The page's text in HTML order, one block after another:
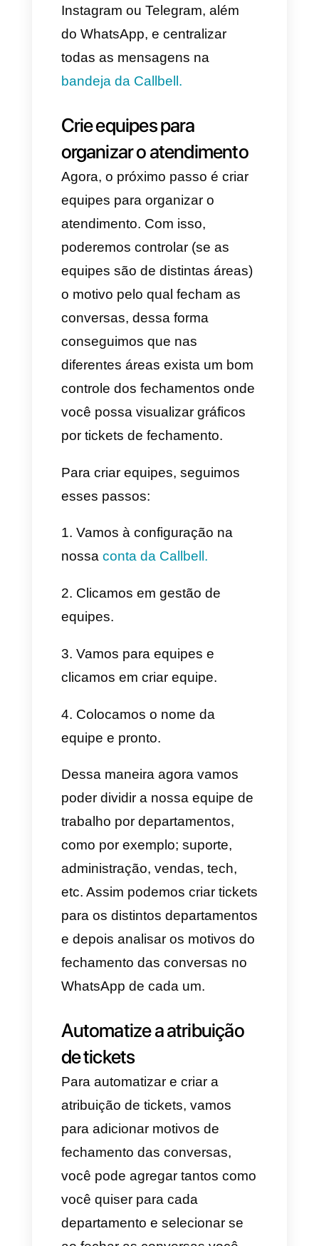
seu app da Callbell, para isso
vamos fazer o seguinte.
configuração.
2. Posteriormente, vamos à
configuração de canais -
canais.
3. Depois selecionamos o
WhatsApp Cloud - Adicionar
procedimento da guia que
deixamos aqui embaixo.
Guia para conectar o WhatsApp
Cloud API
clique aqui.
Nota: Algo muito importante é
que você pode agregar mais
canais como o Facebook,
Instagram ou Telegram, além
do WhatsApp, e centralizar
todas as mensagens na
bandeja da Callbell.
Crie equipes para
organizar o atendimento
Agora, o próximo passo é criar
equipes para organizar o
atendimento. Com isso,
poderemos controlar (se as
equipes são de distintas áreas)
o motivo pelo qual fecham as
conversas, dessa forma
diferentes áreas exista um bom
controle dos fechamentos onde
você possa visualizar gráficos
por tickets de fechamento.
Para criar equipes, seguimos
esses passos:
1. Vamos à configuração na